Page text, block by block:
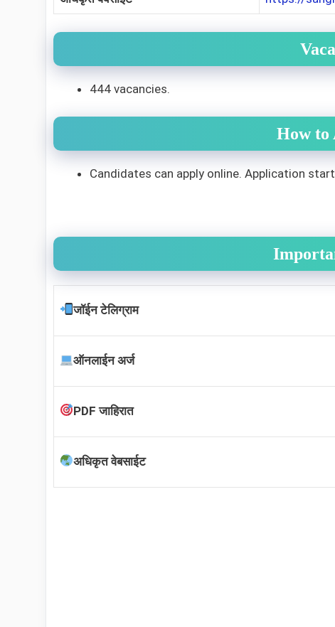
444 vacancies.
How to
Candidates can apply online. Application
जॉईन टेलिग्राम
ऑनलाईन अर्ज
PDF जाहिरात
अधिकृत वेबसाईट